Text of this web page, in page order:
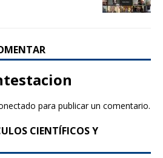
para publicar un comentario.
CIENTÍFICOS Y